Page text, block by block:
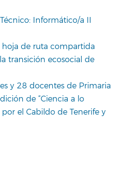
Informático/a II
hoja de ruta compartida
transición ecosocial de
y 28 docentes de Primaria
de “Ciencia a lo
el Cabildo de Tenerife y